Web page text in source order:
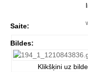
Saite:
Bildes:
Klikšķini uz